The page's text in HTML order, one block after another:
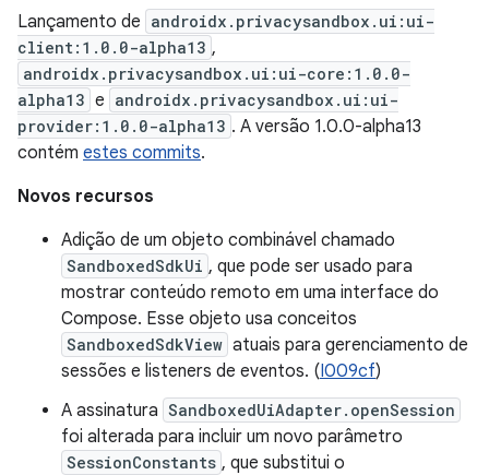
Lançamento de androidx.privacysandbox.ui:ui-
client:1.0.0-alpha13 ,
androidx.privacysandbox.ui:ui-core:1.0.0-
alpha13 e androidx.privacysandbox.ui:ui-
provider:1.0.0-alpha13 . A versão 1.0.0-alpha13
contém estes commits.
Novos recursos
Adição de um objeto combinável chamado
SandboxedSdkUi , que pode ser usado para
mostrar conteúdo remoto em uma interface do
Compose. Esse objeto usa conceitos
SandboxedSdkView atuais para gerenciamento de
sessões e listeners de eventos. (I009cf)
A assinatura SandboxedUiAdapter.openSession
foi alterada para incluir um novo parâmetro
SessionConstants , que substitui o